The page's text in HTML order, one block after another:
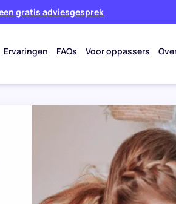
gratis adviesgesprek
Ervaringen FAQs Voor oppassers